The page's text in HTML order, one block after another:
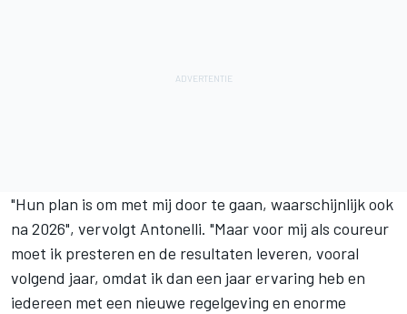
"Hun plan is om met mij door te gaan, waarschijnlijk ook
na 2026", vervolgt Antonelli. "Maar voor mij als coureur
moet ik presteren en de resultaten leveren, vooral
volgend jaar, omdat ik dan een jaar ervaring heb en
iedereen met een nieuwe regelgeving en enorme